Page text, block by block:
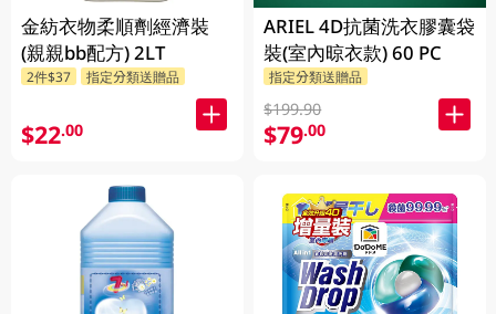
金紡衣物柔順劑經濟裝
(親親bb配方) 2LT
2件$37 指定分類送贈品
$22.00
ARIEL 4D抗菌洗衣膠囊袋
裝(室內晾衣款) 60 PC
指定分類送贈品
$199.90
$79.00